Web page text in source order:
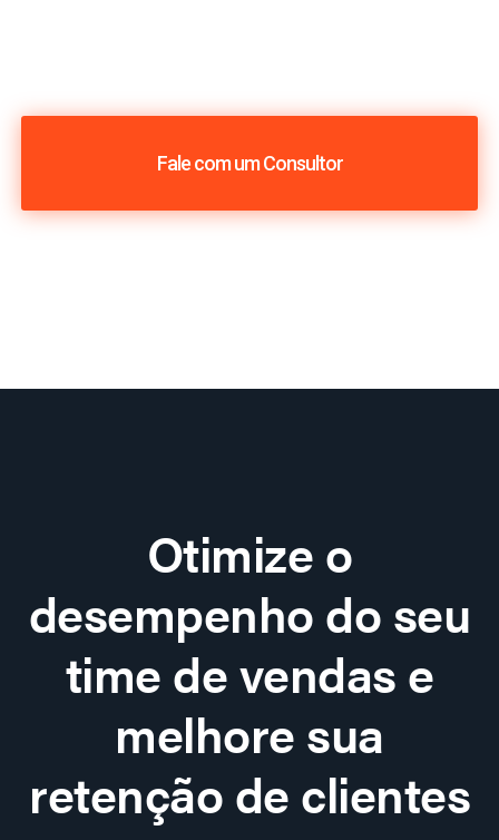
Fale com um Consultor
Otimize o
desempenho do seu
time de vendas e
melhore sua
retenção de clientes